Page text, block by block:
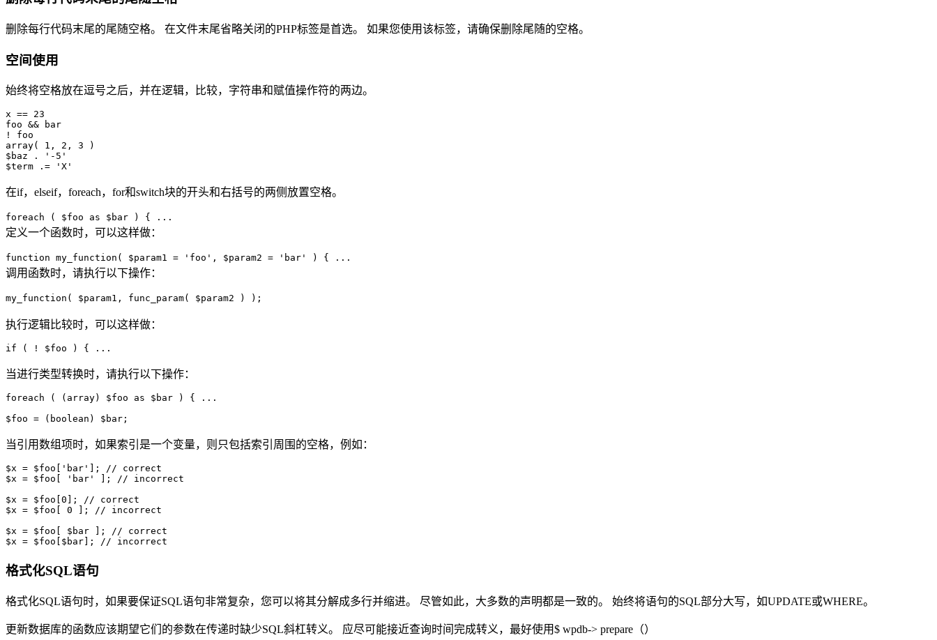
删除每行代码末尾的尾随空格。 在文件末尾省略关闭的PHP标签是首选。 如果您使用该标签，请确保删除尾随的空格。
空间使用
始终将空格放在逗号之后，并在逻辑，比较，字符串和赋值操作符的两边。
x == 23
foo && bar
! foo
array( 1, 2, 3 )
$baz . '-5'
在if，elseif，foreach，for和switch块的开头和右括号的两侧放置空格。
foreach ( $foo as $bar ) { ...
定义一个函数时，可以这样做：
function my_function( $param1 = 'foo', $param2 = 'bar' ) { ...
调用函数时，请执行以下操作：
my_function( $param1, func_param( $param2 ) );
执行逻辑比较时，可以这样做：
当进行类型转换时，请执行以下操作：
foreach ( (array) $foo as $bar ) { ...
当引用数组项时，如果索引是一个变量，则只包括索引周围的空格，例如：
$x = $foo['bar']; // correct
$x = $foo[ 'bar' ]; // incorrect
$x = $foo[0]; // correct
$x = $foo[ 0 ]; // incorrect
$x = $foo[ $bar ]; // correct
格式化SQL语句
格式化SQL语句时，如果要保证SQL语句非常复杂，您可以将其分解成多行并缩进。 尽管如此，大多数的声明都是一致的。 始终将语句的SQL部分大写，如UPDATE或WHERE。
更新数据库的函数应该期望它们的参数在传递时缺少SQL斜杠转义。 应尽可能接近查询时间完成转义，最好使用$ wpdb-> prepare（）